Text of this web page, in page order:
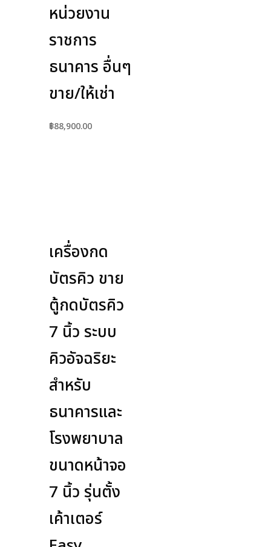
หน่วยงาน
ราชการ
ธนาคาร อื่นๆ
ขาย/ให้เช่า
฿88,900.00
เครื่องกด
บัตรคิว ขาย
ตู้กดบัตรคิว
7 นิ้ว ระบบ
คิวอัจฉริยะ
สำหรับ
ธนาคารและ
โรงพยาบาล
ขนาดหน้าจอ
7 นิ้ว รุ่นตั้ง
เค้าเตอร์